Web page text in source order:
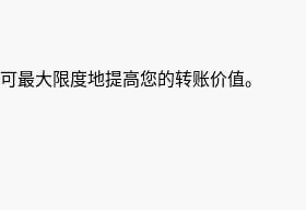
最大限度地提高您的转账价值。